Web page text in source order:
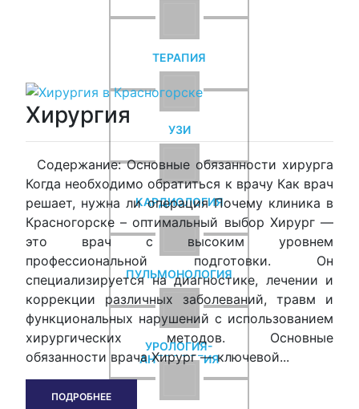
ТЕРАПИЯ
УЗИ
КАРДИОЛОГИЯ
ПУЛЬМОНОЛОГИЯ
УРОЛОГИЯ-
АНДРОЛОГИЯ
Хирургия
Содержание: Основные обязанности хирурга
Когда необходимо обратиться к врачу Как врач
решает, нужна ли операция Почему клиника в
Красногорске – оптимальный выбор Хирург —
это врач с высоким уровнем
профессиональной подготовки. Он
специализируется на диагностике, лечении и
коррекции различных заболеваний, травм и
функциональных нарушений с использованием
хирургических методов. Основные
обязанности врача Хирург — ключевой...
ПОДРОБНЕЕ